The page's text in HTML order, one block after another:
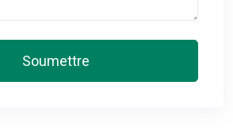
Soumettre